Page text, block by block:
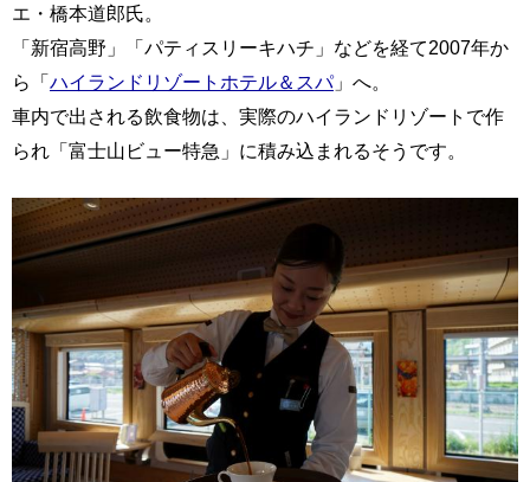
エ・橋本道郎氏。
「新宿高野」「パティスリーキハチ」などを経て2007年か
ら「ハイランドリゾートホテル＆スパ」へ。
車内で出される飲食物は、実際のハイランドリゾートで作
られ「富士山ビュー特急」に積み込まれるそうです。